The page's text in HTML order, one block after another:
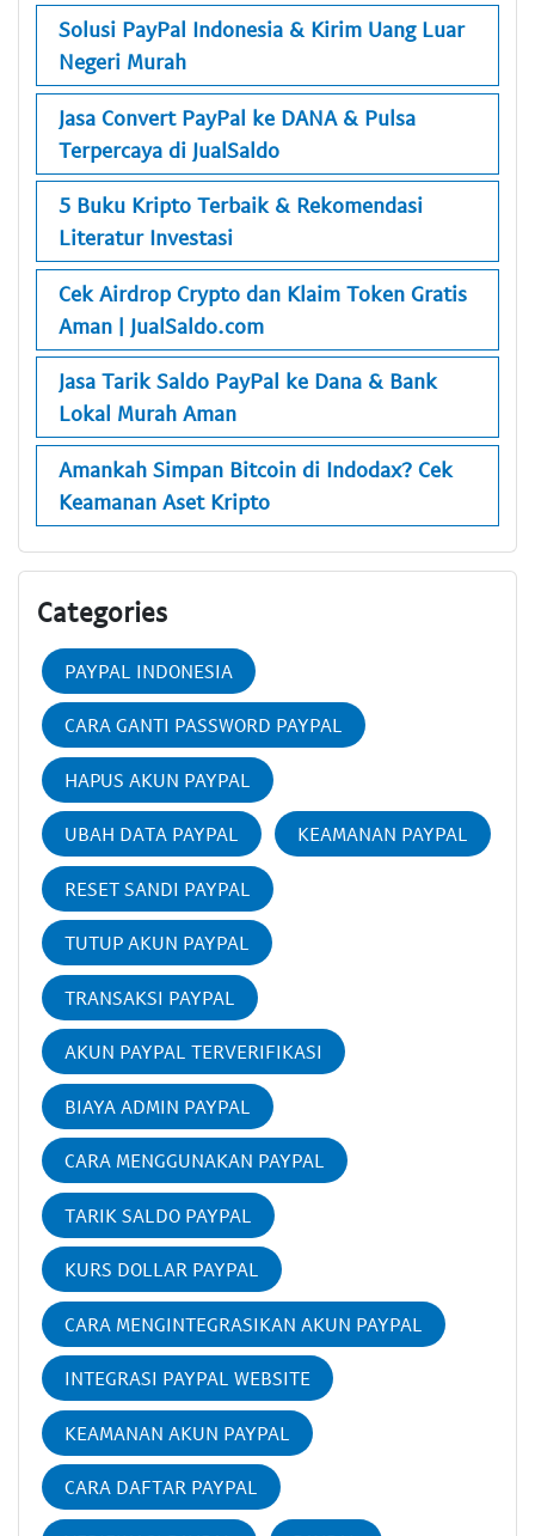
Solusi PayPal Indonesia & Kirim Uang Luar
Negeri Murah
Jasa Convert PayPal ke DANA & Pulsa
Terpercaya di JualSaldo
5 Buku Kripto Terbaik & Rekomendasi
Literatur Investasi
Cek Airdrop Crypto dan Klaim Token Gratis
Aman | JualSaldo.com
Jasa Tarik Saldo PayPal ke Dana & Bank
Lokal Murah Aman
Amankah Simpan Bitcoin di Indodax? Cek
Keamanan Aset Kripto
Categories
PAYPAL INDONESIA
CARA GANTI PASSWORD PAYPAL
HAPUS AKUN PAYPAL
UBAH DATA PAYPAL KEAMANAN PAYPAL
RESET SANDI PAYPAL
TUTUP AKUN PAYPAL
TRANSAKSI PAYPAL
AKUN PAYPAL TERVERIFIKASI
BIAYA ADMIN PAYPAL
CARA MENGGUNAKAN PAYPAL
TARIK SALDO PAYPAL
KURS DOLLAR PAYPAL
CARA MENGINTEGRASIKAN AKUN PAYPAL
INTEGRASI PAYPAL WEBSITE
KEAMANAN AKUN PAYPAL
CARA DAFTAR PAYPAL